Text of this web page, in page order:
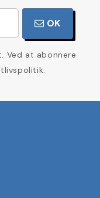
OK
Ved at abonnere